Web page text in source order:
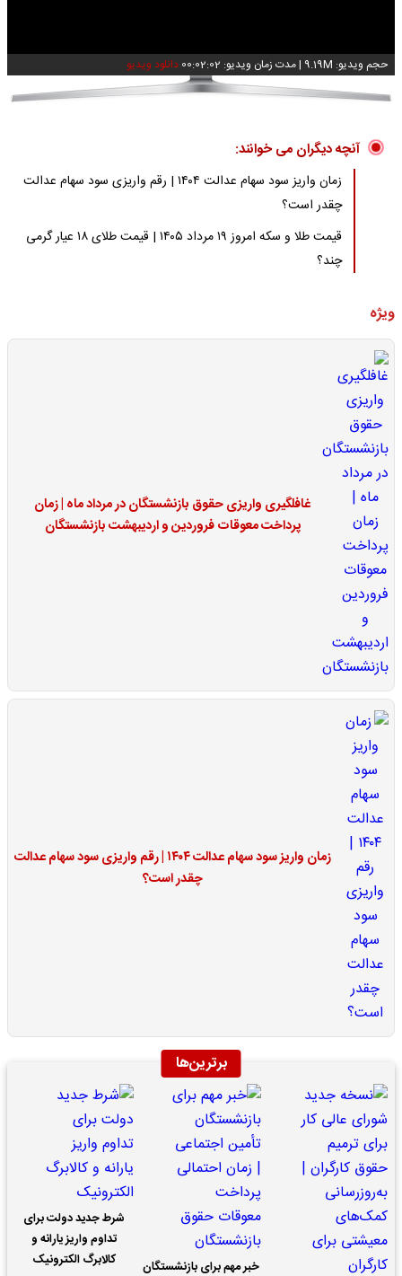
حجم ویدیو: 9.19M |مدت زمان ویدیو: 00:02:02 دانلود ویدیو
آنچه دیگران می خوانند:
زمان واریز سود سهام عدالت ۱۴۰۴ | رقم واریزی سود سهام عدالت
چقدر است؟
قیمت طلا و سکه امروز ۱۹ مرداد ۱۴۰۵ | قیمت طلای ۱۸ عیار گرمی
چند؟
ویژه
غافلگیری واریزی حقوق بازنشستگان در مرداد ماه | زمان
پرداخت معوقات فروردین و اردیبهشت بازنشستگان
زمان واریز سود سهام عدالت ۱۴۰۴ | رقم واریزی سود سهام عدالت
چقدر است؟
برترین‌ها
خبر مهم برای بازنشستگان
شرط جدید دولت برای
تداوم واریز یارانه و
کالابرگ الکترونیک